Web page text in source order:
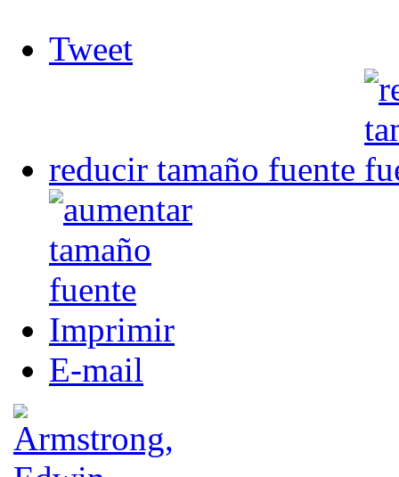
Tweet
reducir tamaño fuente
Imprimir
E-mail